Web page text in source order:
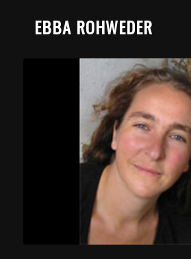
EBBA ROHWEDER